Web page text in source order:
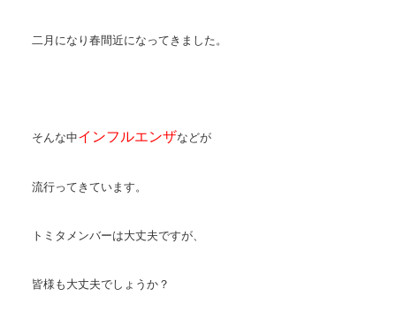
二月になり春間近になってきました。
そんな中インフルエンザなどが
流行ってきています。
トミタメンバーは大丈夫ですが、
皆様も大丈夫でしょうか？